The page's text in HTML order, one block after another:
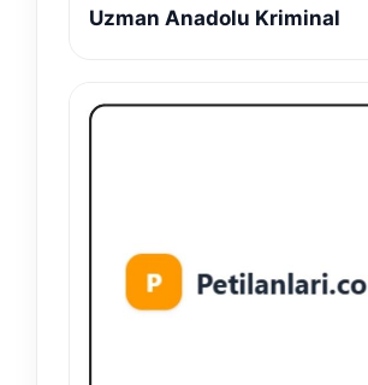
Uzman Anadolu Kriminal